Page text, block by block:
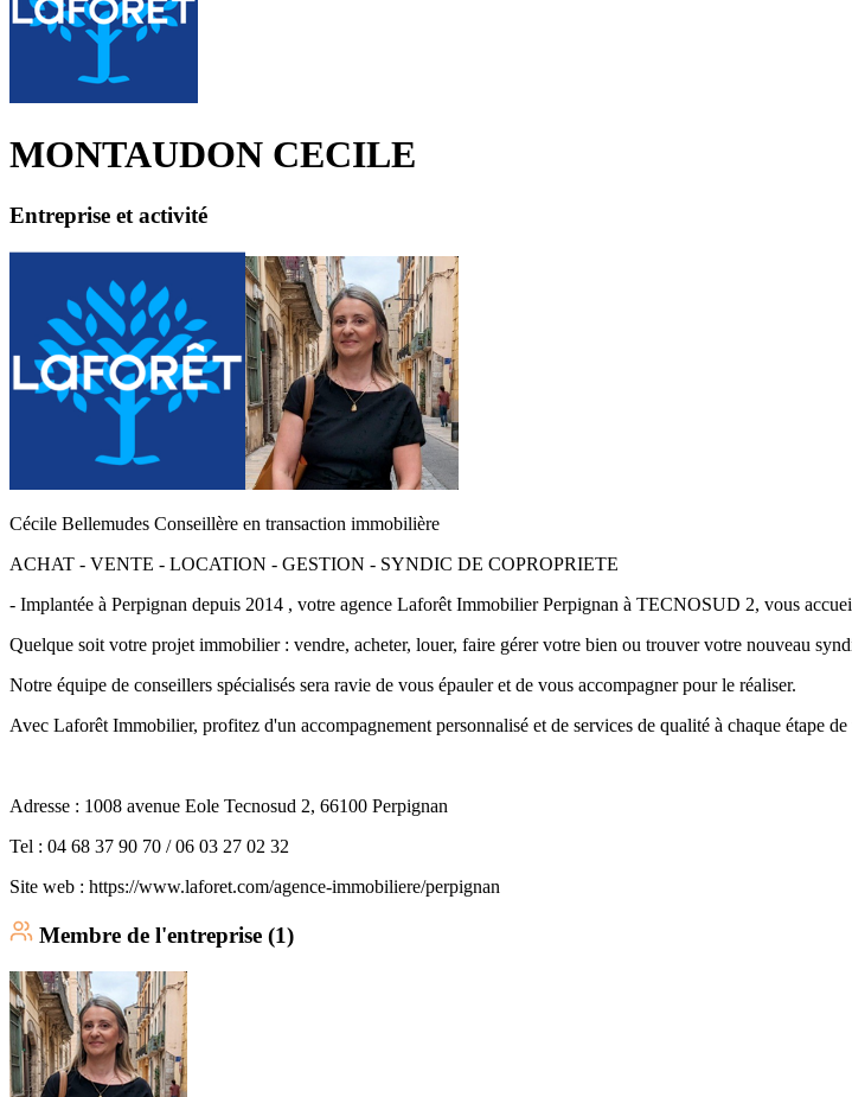
MONTAUDON CECILE
Entreprise et activité
Cécile Bellemudes Conseillère en transaction immobilière
ACHAT - VENTE - LOCATION - GESTION - SYNDIC DE COPROPRIETE
- Implantée à Perpignan depuis 2014 , votre agence Laforêt Immobilier Perpignan à TECNOSUD 2, vous
Quelque soit votre projet immobilier : vendre, acheter, louer, faire gérer votre bien ou trouver votre nouveau
Notre équipe de conseillers spécialisés sera ravie de vous épauler et de vous accompagner pour le réaliser.
Avec Laforêt Immobilier, profitez d'un accompagnement personnalisé et de services de qualité à chaque étape
Adresse : 1008 avenue Eole Tecnosud 2, 66100 Perpignan
Tel : 04 68 37 90 70 / 06 03 27 02 32
Site web : https://www.laforet.com/agence-immobiliere/perpignan
Membre de l'entreprise (1)